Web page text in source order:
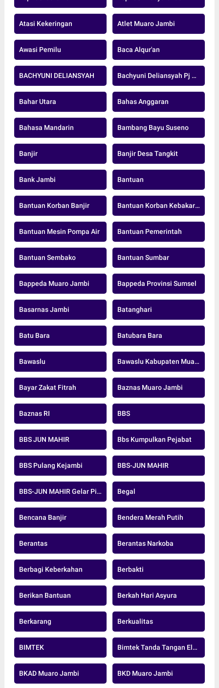
Atasi Kekeringan Atlet Muaro Jambi
Awasi Pemilu Baca Alqur'an
BACHYUNI DELIANSYAH Bachyuni Deliansyah Pj Bupati Muaro Jambi
Bahar Utara Bahas Anggaran
Bahasa Mandarin Bambang Bayu Suseno
Banjir Banjir Desa Tangkit
Bank Jambi Bantuan
Bantuan Korban Banjir Bantuan Korban Kebakaran
Bantuan Mesin Pompa Air Bantuan Pemerintah
Bantuan Sembako Bantuan Sumbar
Bappeda Muaro Jambi Bappeda Provinsi Sumsel
Basarnas Jambi Batanghari
Batu Bara Batubara Bara
Bawaslu Bawaslu Kabupaten Muaro Jambi
Bayar Zakat Fitrah Baznas Muaro Jambi
Baznas RI BBS
BBS JUN MAHIR Bbs Kumpulkan Pejabat
BBS Pulang Kejambi BBS-JUN MAHIR
BBS-JUN MAHIR Gelar Pidato Pertama Begal
Bencana Banjir Bendera Merah Putih
Berantas Berantas Narkoba
Berbagi Keberkahan Berbakti
Berikan Bantuan Berkah Hari Asyura
Berkarang Berkualitas
BIMTEK Bimtek Tanda Tangan Elektronik
BKAD Muaro Jambi BKD Muaro Jambi